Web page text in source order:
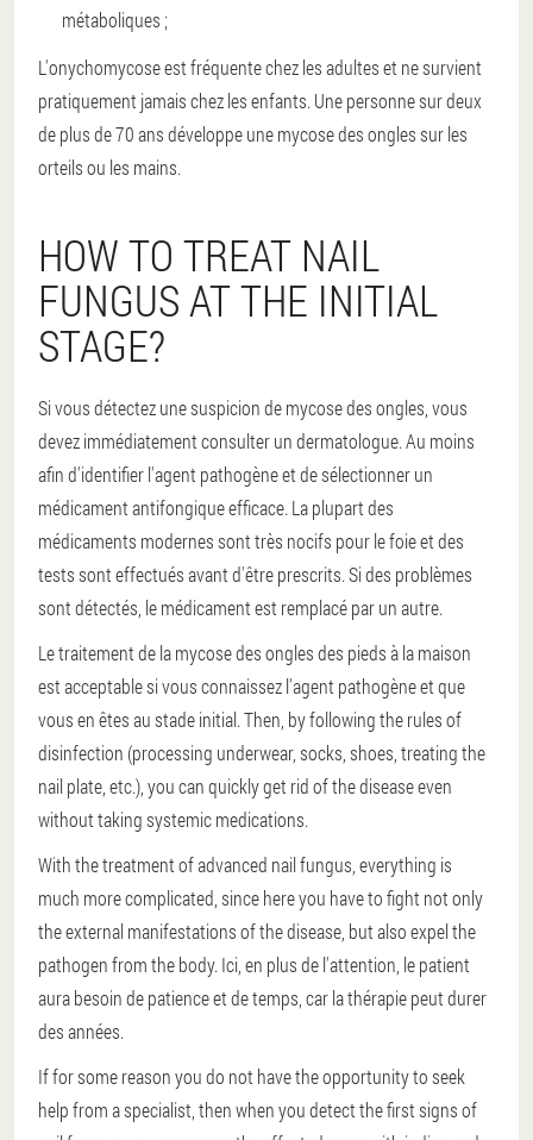
métaboliques ;
L'onychomycose est fréquente chez les adultes et ne survient
pratiquement jamais chez les enfants. Une personne sur deux
de plus de 70 ans développe une mycose des ongles sur les
orteils ou les mains.
HOW TO TREAT NAIL
FUNGUS AT THE INITIAL
STAGE?
Si vous détectez une suspicion de mycose des ongles, vous
devez immédiatement consulter un dermatologue. Au moins
afin d'identifier l'agent pathogène et de sélectionner un
médicament antifongique efficace. La plupart des
médicaments modernes sont très nocifs pour le foie et des
tests sont effectués avant d'être prescrits. Si des problèmes
sont détectés, le médicament est remplacé par un autre.
Le traitement de la mycose des ongles des pieds à la maison
est acceptable si vous connaissez l'agent pathogène et que
vous en êtes au stade initial. Then, by following the rules of
disinfection (processing underwear, socks, shoes, treating the
nail plate, etc.), you can quickly get rid of the disease even
without taking systemic medications.
With the treatment of advanced nail fungus, everything is
much more complicated, since here you have to fight not only
the external manifestations of the disease, but also expel the
pathogen from the body. Ici, en plus de l'attention, le patient
aura besoin de patience et de temps, car la thérapie peut durer
des années.
If for some reason you do not have the opportunity to seek
help from a specialist, then when you detect the first signs of